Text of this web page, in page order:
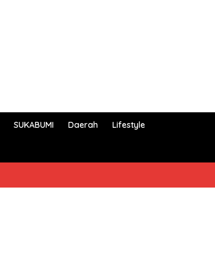
SUKABUMI Daerah Lifestyle